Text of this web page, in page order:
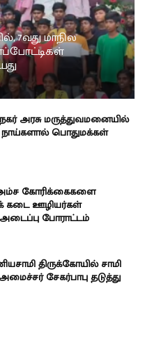
7வது மாநில
அரசு மருத்துவமனையில்
நாய்களால் பொதுமக்கள்
கோரிக்கைகளை
கடை ஊழியர்கள்
அடைப்பு போராட்டம்
திருக்கோயில் சாமி
சேகர்பாபு தடுத்து